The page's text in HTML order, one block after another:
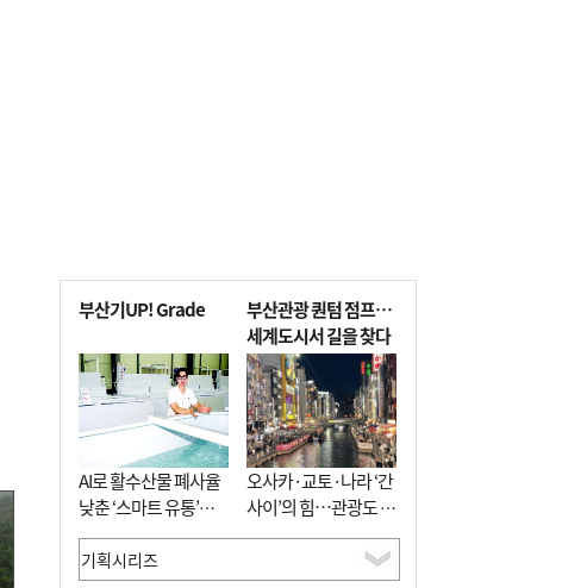
부산기UP! Grade
AI로 활수산물 폐사율
낮춘 ‘스마트 유통’…
사막·산악지대 수출
도전
부산관광 퀀텀 점프…
세계도시서 길을 찾다
오사카·교토·나라 ‘간
사이’의 힘…관광도 뭉
쳐야 흥한다